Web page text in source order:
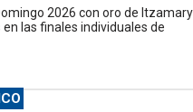
2026 con oro de Itzamary
las finales individuales de